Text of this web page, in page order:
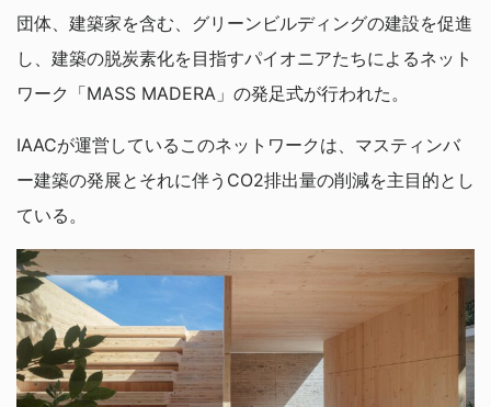
団体、建築家を含む、グリーンビルディングの建設を促進
し、建築の脱炭素化を目指すパイオニアたちによるネット
ワーク「MASS MADERA」の発足式が行われた。
IAACが運営しているこのネットワークは、マスティンバ
ー建築の発展とそれに伴うCO2排出量の削減を主目的とし
ている。